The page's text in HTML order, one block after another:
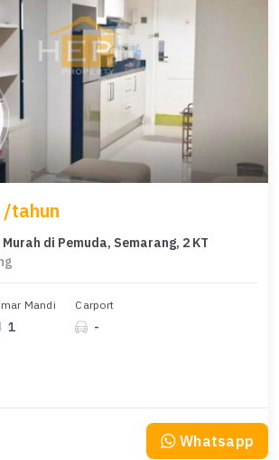
/tahun
di Pemuda, Semarang, 2 KT
Mandi
1
Carport
-
Whatsapp